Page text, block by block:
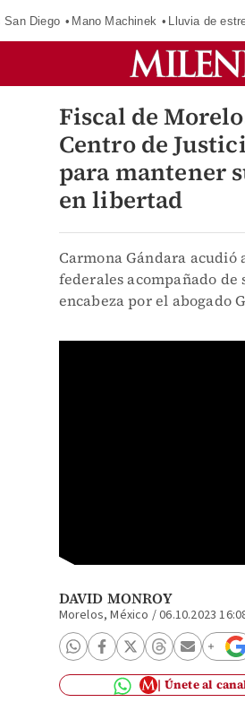
San Diego Mano Machinek Lluvia de
Fiscal de
Centro de
para mantener
en libertad
Carmona Gándara acudió
federales acompañado de
encabeza por el abogado
DAVID MONROY
Morelos, México /06.10.2023
Únete al